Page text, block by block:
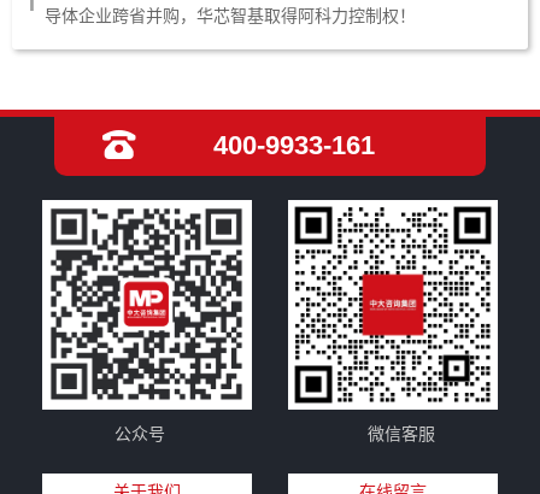
导体企业跨省并购，华芯智基取得阿科力控制权！
400-9933-161
公众号 微信客服